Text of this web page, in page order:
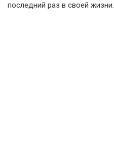
последний раз в своей жизни.